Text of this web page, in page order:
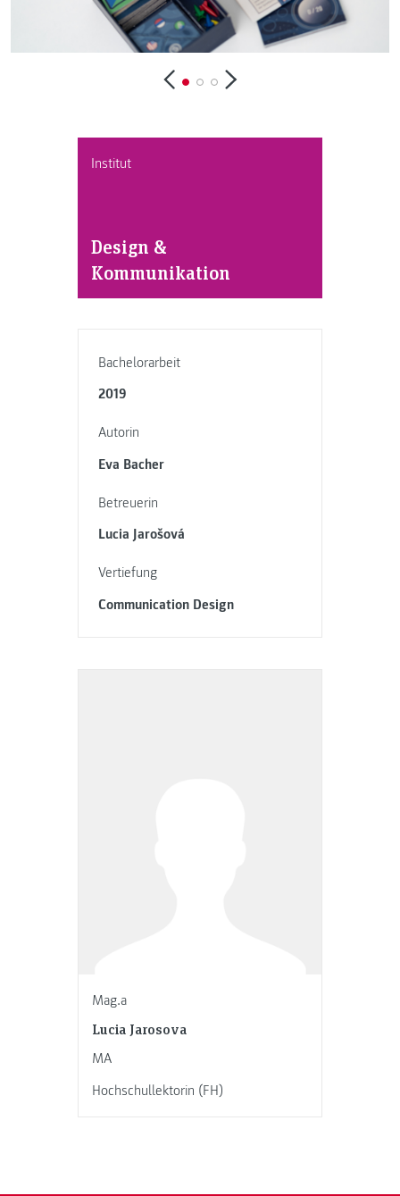
Institut
Design &
Kommunikation
Bachelorarbeit
2019
Autorin
Eva Bacher
Betreuerin
Lucia Jarošová
Vertiefung
Communication Design
Mag.a
Lucia Jarosova
MA
Hochschullektorin (FH)